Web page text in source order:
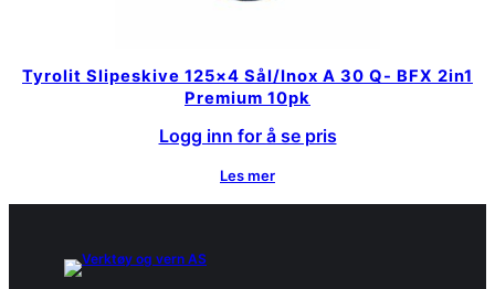
Tyrolit Slipeskive 125×4 Sål/Inox A 30 Q- BFX 2in1
Premium 10pk
Logg inn for å se pris
Les mer